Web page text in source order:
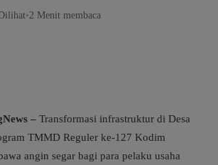
Dilihat•2 Menit membaca
– Transformasi infrastruktur di Desa
TMMD Reguler ke-127 Kodim
angin segar bagi para pelaku usaha